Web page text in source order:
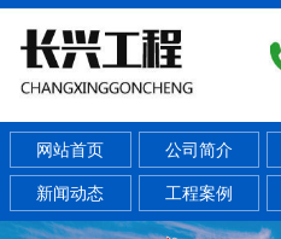
网站首页 公司简介
新闻动态 工程案例